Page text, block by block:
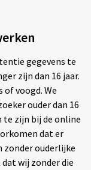
gegevens te
zijn dan 16 jaar.
voogd. We
ouder dan 16
te zijn bij de online
dat er
zonder ouderlijke
wij zonder die